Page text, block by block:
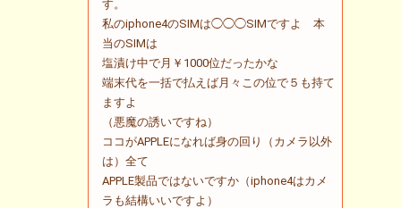
す。
私のiphone4のSIMは◯◯◯SIMですよ 本
当のSIMは
塩漬け中で月￥1000位だったかな
端末代を一括で払えば月々この位で５も持て
ますよ
（悪魔の誘いですね）
ココがAPPLEになれば身の回り（カメラ以外
は）全て
APPLE製品ではないですか（iphone4はカメ
ラも結構いいですよ）